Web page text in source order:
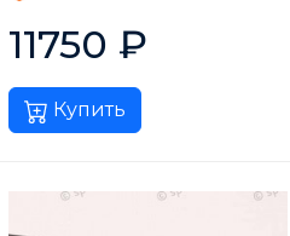
11750 ₽
Купить